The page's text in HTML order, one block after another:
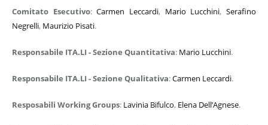
Comitato Esecutivo:Carmen Leccardi, Mario Lucchini,Serafino
Negrelli, Maurizio Pisati.
Responsabile ITA.LI - Sezione Quantitativa: Mario Lucchini.
Responsabile ITA.LI - Sezione Qualitativa:Carmen Leccardi.
Resposabili Working Groups: Lavinia Bifulco, Elena Dell’Agnese.